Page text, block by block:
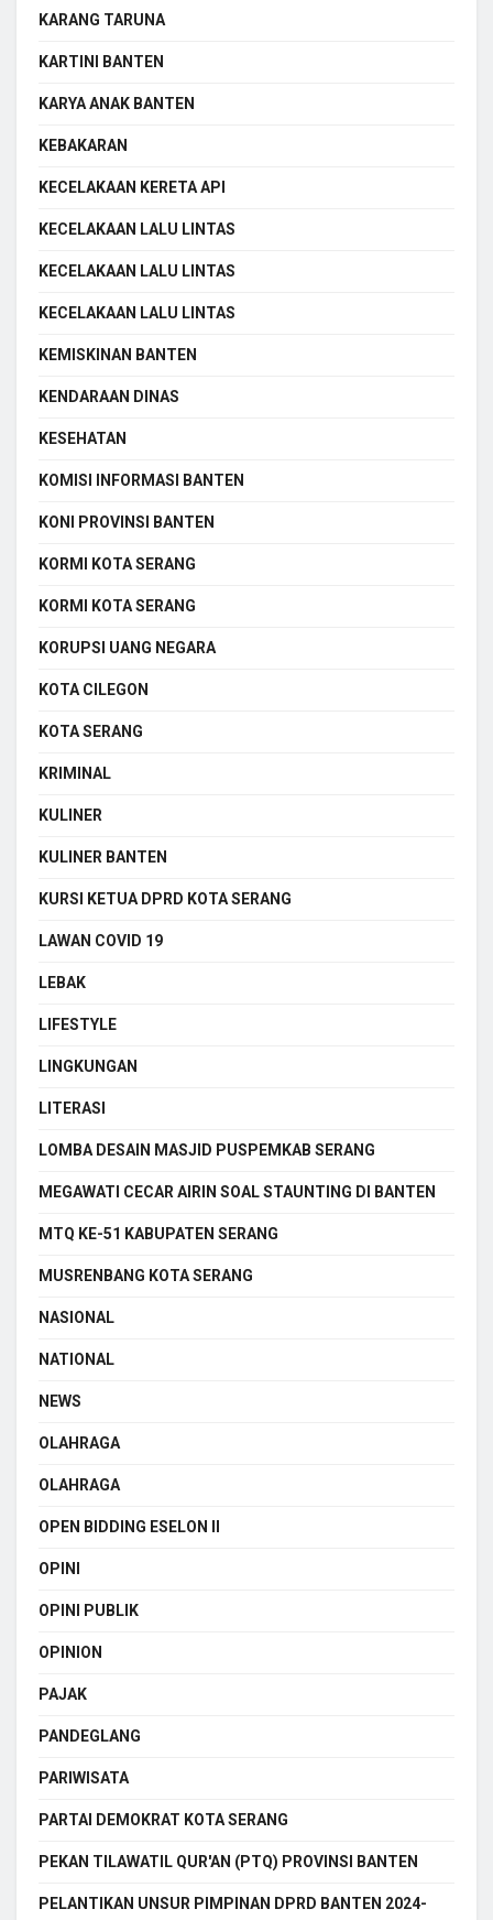
KARANG TARUNA
KARTINI BANTEN
KARYA ANAK BANTEN
KEBAKARAN
KECELAKAAN KERETA API
KECELAKAAN LALU LINTAS
KECELAKAAN LALU LINTAS
KECELAKAAN LALU LINTAS
KEMISKINAN BANTEN
KENDARAAN DINAS
KESEHATAN
KOMISI INFORMASI BANTEN
KONI PROVINSI BANTEN
KORMI KOTA SERANG
KORMI KOTA SERANG
KORUPSI UANG NEGARA
KOTA CILEGON
KOTA SERANG
KRIMINAL
KULINER
KULINER BANTEN
KURSI KETUA DPRD KOTA SERANG
LAWAN COVID 19
LEBAK
LIFESTYLE
LINGKUNGAN
LITERASI
LOMBA DESAIN MASJID PUSPEMKAB SERANG
MEGAWATI CECAR AIRIN SOAL STAUNTING DI BANTEN
MTQ KE-51 KABUPATEN SERANG
MUSRENBANG KOTA SERANG
NASIONAL
NATIONAL
NEWS
OLAHRAGA
OLAHRAGA
OPEN BIDDING ESELON II
OPINI
OPINI PUBLIK
OPINION
PAJAK
PANDEGLANG
PARIWISATA
PARTAI DEMOKRAT KOTA SERANG
PEKAN TILAWATIL QUR'AN (PTQ) PROVINSI BANTEN
PELANTIKAN UNSUR PIMPINAN DPRD BANTEN 2024-